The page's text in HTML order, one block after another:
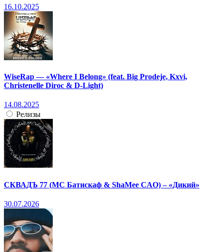
16.10.2025
WiseRap — «Where I Belong» (feat. Big Prodeje, Kxvi,
Christenelle Diroc & D-Light)
14.08.2025
Релизы
СКВАДЪ 77 (МС Батискаф & ShaMee CAO) – «Дикий»
30.07.2026